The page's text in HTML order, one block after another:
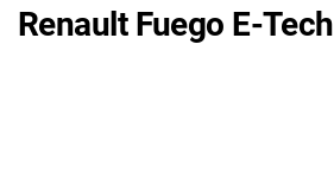
Renault Fuego E-Tech